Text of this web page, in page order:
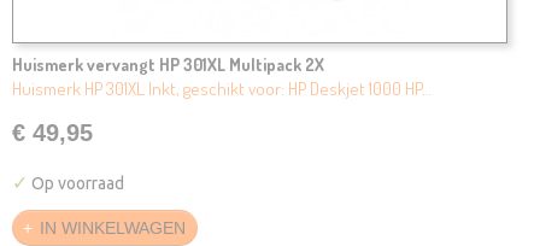
Huismerk vervangt HP 301XL Multipack 2X
Huismerk HP 301XL Inkt, geschikt voor: HP Deskjet 1000 HP…
€ 49,95
✓ Op voorraad
IN WINKELWAGEN